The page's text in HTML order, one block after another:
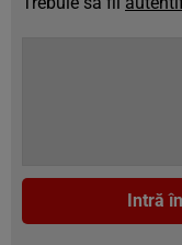
Intră